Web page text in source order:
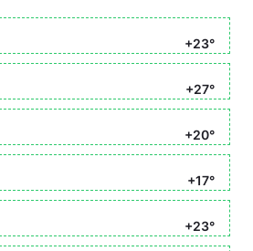
+23°
+27°
+20°
+17°
+23°